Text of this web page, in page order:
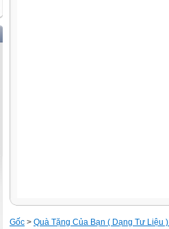
Gốc > Quà Tặng Của Bạn ( Dạng Tư Liệu )